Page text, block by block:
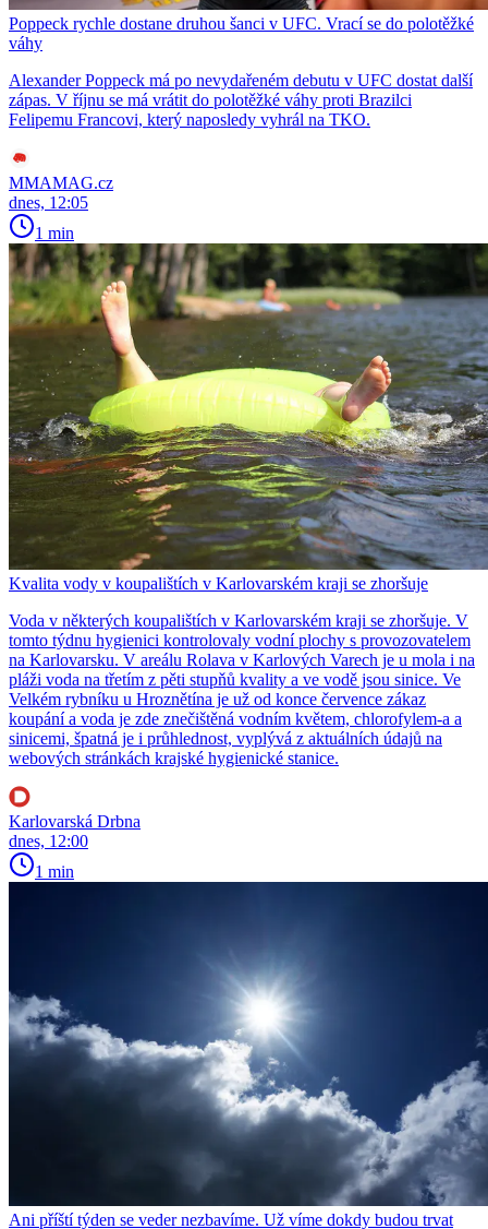
Poppeck rychle dostane druhou šanci v UFC. Vrací se do polotěžké
váhy
Alexander Poppeck má po nevydařeném debutu v UFC dostat další
zápas. V říjnu se má vrátit do polotěžké váhy proti Brazilci
Felipemu Francovi, který naposledy vyhrál na TKO.
MMAMAG.cz
dnes, 12:05
1 min
Kvalita vody v koupalištích v Karlovarském kraji se zhoršuje
Voda v některých koupalištích v Karlovarském kraji se zhoršuje. V
tomto týdnu hygienici kontrolovaly vodní plochy s provozovatelem
na Karlovarsku. V areálu Rolava v Karlových Varech je u mola i na
pláži voda na třetím z pěti stupňů kvality a ve vodě jsou sinice. Ve
Velkém rybníku u Hroznětína je už od konce července zákaz
koupání a voda je zde znečištěná vodním květem, chlorofylem-a a
sinicemi, špatná je i průhlednost, vyplývá z aktuálních údajů na
webových stránkách krajské hygienické stanice.
Karlovarská Drbna
dnes, 12:00
1 min
Ani příští týden se veder nezbavíme. Už víme dokdy budou trvat